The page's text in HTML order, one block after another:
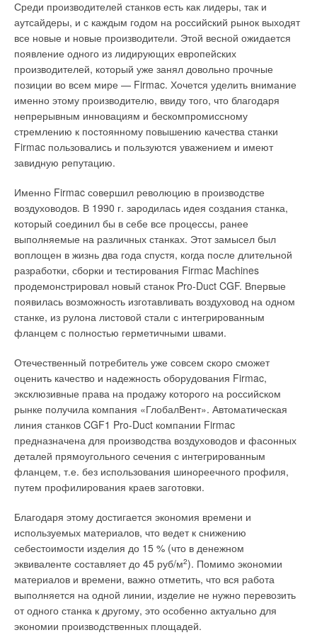
Среди производителей станков есть как лидеры, так и
аутсайдеры, и с каждым годом на российский рынок выходят
все новые и новые производители. Этой весной ожидается
появление одного из лидирующих европейских
производителей, который уже занял довольно прочные
позиции во всем мире — Firmac. Хочется уделить внимание
именно этому производителю, ввиду того, что благодаря
непрерывным инновациям и бескомпромиссному
стремлению к постоянному повышению качества станки
Firmac пользовались и пользуются уважением и имеют
завидную репутацию.
Именно Firmac совершил революцию в производстве
воздуховодов. В 1990 г. зародилась идея создания станка,
который соединил бы в себе все процессы, ранее
выполняемые на различных станках. Этот замысел был
воплощен в жизнь два года спустя, когда после длительной
разработки, сборки и тестирования Firmac Machines
продемонстрировал новый станок Pro-Duct CGF. Впервые
появилась возможность изготавливать воздуховод на одном
станке, из рулона листовой стали с интегрированным
фланцем с полностью герметичными швами.
Отечественный потребитель уже совсем скоро сможет
оценить качество и надежность оборудования Firmac,
эксклюзивные права на продажу которого на российском
рынке получила компания «ГлобалВент». Автоматическая
линия станков CGF1 Pro-Duct компании Firmac
предназначена для производства воздуховодов и фасонных
деталей прямоугольного сечения с интегрированным
фланцем, т.е. без использования шинореечного профиля,
путем профилирования краев заготовки.
Благодаря этому достигается экономия времени и
используемых материалов, что ведет к снижению
себестоимости изделия до 15 % (что в денежном
эквиваленте составляет до 45 руб/м2). Помимо экономии
материалов и времени, важно отметить, что вся работа
выполняется на одной линии, изделие не нужно перевозить
от одного станка к другому, это особенно актуально для
экономии производственных площадей.
Рис. 3. Схемы
расположения помещения
в здании
коэффициенты
теплопередачи
ограждающих
конструкций при
температуре воздуха в
помещении +20°С
Табл. 2. Удельные потери
ограждающие
конструкции
Табл. 3. Средний
удельный тепловой
поток от теплого пола
Табл. 4. Удельные
затраты тепла на
нагрев
инфильтрующегося
воздуха
60-х гг. прошлого столетия одному из авторов довелось
работать на радиоастрономической станции ФИАН в
Пущино, где радиотелескопы принимали радиосигналы от
далеких нейтронных звезд — пульсаров. Эти сигналы
преодолевают огромный путь в сотни и тысячи (наибольший
18 000) световых лет.
Радиосигналы представляют собой случайный процесс с
ярко выраженными периодическими импульсами. Очевидно,
такой случайный процесс представить в целом практически
невозможно, однако по отдельным выборкам ученым
астрономии, но и для науки вообще. Например, была
подтверждена теория относительности Эйнштейна.
И здесь свою роль сыграла проверка статистических гипотез,
позволившая по выборке проверить и обосновать то или
иное свойство генеральной совокупности — случайного
многовекового процесса радиоизлучения звезды. Проверка
гипотез заключается в том, что выдвигается одна, так
называемая нулевая гипотеза, например для нашего случая,
о постоянстве среднеквадратического отклонения σ
значению σq= σq0, а наблюдаемые отклонения вызваны
чисто случайными причинами.
Другая, конкурирующая гипотеза может утверждать, что эти
отклоненияне случайны, а закономерны. Применяя те или
иные критерии проверок гипотез на отдельных выборках, мы
не можем подтвердить выдвинутую гипотезу, но можем
опровергнуть конкурирующую. В этом суть проверок гипотез.
Проверим наши гипотезы, приведенные выше. Начнем с
частности нормальный, лежит в основе проверки остальных
гипотез, позволяет упростить применение тех или иных
критериев.
Внешний вид гистограммы центрированной составляющей
позволяет сделать вывод о принадлежности статистической
плотности к нормальному закону, поэтому нулевой гипотезой
будет гипотеза о том, что рассматриваемый случайный
автоматизированное производство стальных панельных
радиаторов было начато в 1997 г. Производительность
завода — 1,6 млн п.м. в год.
Для улучшения качества выпускаемой продукции и
производительности в 2005 г. компания Celikpan провела
модернизацию производства, заменив производственные,
покрасочные, упаковочные линии (установлена новейшая
линия известной швейцарской компании Schlater, модель
2006 г.). В настоящее время запускается новый завод, где
располагаются три производственные линии. Компания
Celikpan располагает собственным штатом
квалифицированных инженеров, которые последовательно
ведут работу в области исследований новых материалов и
процессов.
Компания уделяет большое внимание обучению и
повышению квалификации рабочего персонала, регулярно
проводит семинары. Celikpan имеет разветвленную
дилерскую сеть в 15 странах. Генеральным представителем
компании Celikpan в России является компания ООО
«Сантехкомплект», в рамках которой создан проект,
занимающийся технической поддержкой и продвижением
бренда Panelli на российском рынке.
Сотрудники проекта прошли специальное обучение и
являются квалифицированными специалистами в области
высококачественной низкоуглеродистой стали с
улучшенными свойствами. Конструктивные особенности
новых изделий обеспечивают универсальность подключения
и терморегуляции.Большим удобством для покупателя
станет широкий типоразмерный ряд радиаторов.
Кроме того, радиаторы Panelli отличаются высокой
прочностью: рабочее давление радиатора — 10 бар; на
заводских испытаниях давление на разрыв составило 40 бар;
на испытаниях в НИИ сантехники при предельном
испытательном давлении 15 бар покрытие радиатора не
деформировалось и внешних разрушений не наблюдалось.